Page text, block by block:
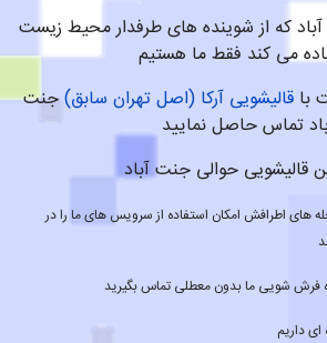
که از شوینده های طرفدار محیط زیست
می کند فقط ما هستیم
با قالیشویی آرکا (اصل تهران سابق)جنت
تماس حاصل نمایید
قالیشویی حوالی جنت آباد
های اطرافش امکان استفاده از سرویس های ما را در
فرش شویی ما بدون معطلی تماس بگیرید
داریم